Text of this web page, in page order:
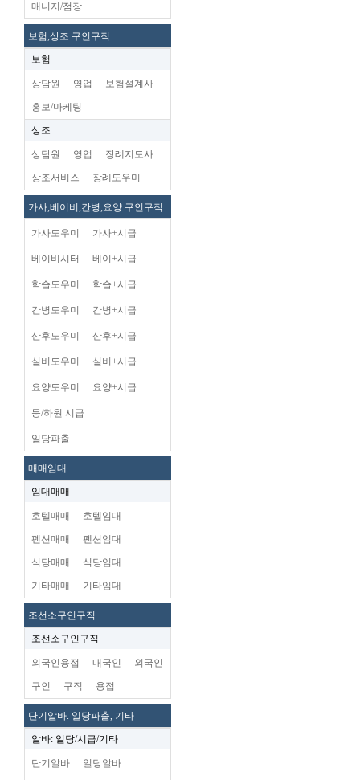
매니저/점장
보험,상조 구인구직
보험
상담원 영업 보험설계사
홍보/마케팅
상조
상담원 영업 장례지도사
상조서비스 장례도우미
가사,베이비,간병,요양 구인구직
가사도우미 가사+시급
베이비시터 베이+시급
학습도우미 학습+시급
간병도우미 간병+시급
산후도우미 산후+시급
실버도우미 실버+시급
요양도우미 요양+시급
등/하원 시급
일당파출
매매임대
임대매매
호텔매매 호텔임대
펜션매매 펜션임대
식당매매 식당임대
기타매매 기타임대
조선소구인구직
조선소구인구직
외국인용접 내국인 외국인
구인 구직 용접
단기알바. 일당파출, 기타
알바: 일당/시급/기타
단기알바 일당알바